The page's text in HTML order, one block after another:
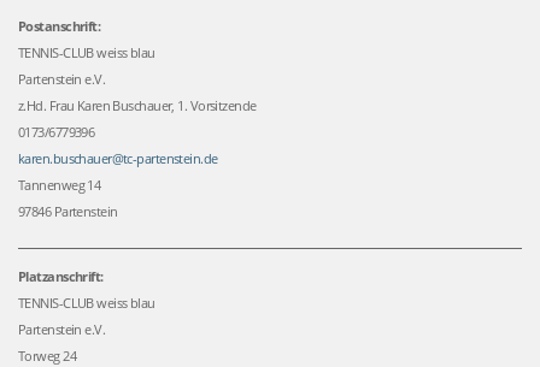
Postanschrift:
TENNIS-CLUB weiss blau
Partenstein e.V.
z.Hd. Frau Karen Buschauer, 1. Vorsitzende
0173/6779396
karen.buschauer@tc-partenstein.de
Tannenweg 14
97846 Partenstein
Platzanschrift:
TENNIS-CLUB weiss blau
Partenstein e.V.
Torweg 24